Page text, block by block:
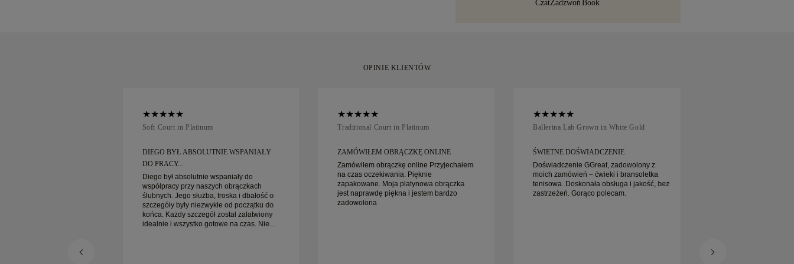
CzatZadzwoń Book
OPINIE KLIENTÓW
Soft Court in Platinum
DIEGO BYŁ ABSOLUTNIE WSPANIAŁY
DO PRACY...
Diego był absolutnie wspaniały do
współpracy przy naszych obrączkach
ślubnych. Jego służba, troska i dbałość o
szczegóły były niezwykłe od początku do
końca. Każdy szczegół został załatwiony
idealnie i wszystko gotowe na czas. Nie
Traditional Court in Platinum
ZAMÓWIŁEM OBRĄCZKĘ ONLINE
Zamówiłem obrączkę online Przyjechałem
na czas oczekiwania. Pięknie
zapakowane. Moja platynowa obrączka
jest naprawdę piękna i jestem bardzo
zadowolona
Ballerina Lab Grown in White Gold
ŚWIETNE DOŚWIADCZENIE
Doświadczenie GGreat, zadowolony z
moich zamówień – ćwieki i bransoletka
tenisowa. Doskonała obsługa i jakość, bez
zastrzeżeń. Gorąco polecam.